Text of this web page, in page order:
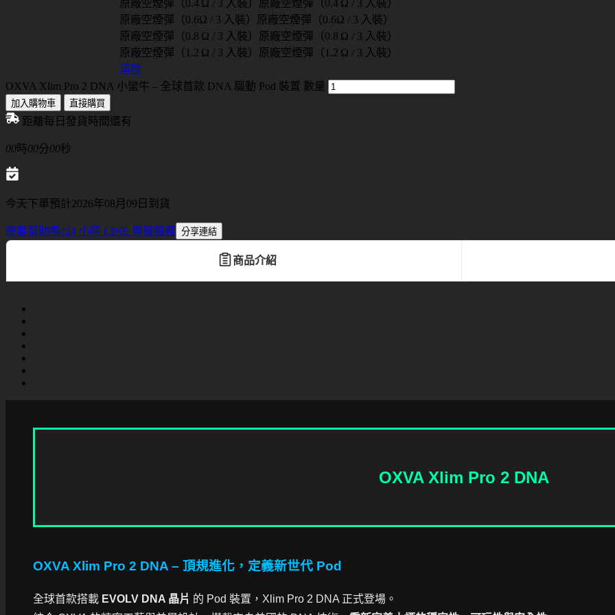
原廠空煙彈（0.4 Ω / 3 入裝）
原廠空煙彈（0.4 Ω / 3 入裝）
原廠空煙彈（0.6Ω / 3 入裝）
原廠空煙彈（0.6Ω / 3 入裝）
原廠空煙彈（0.8 Ω / 3 入裝）
原廠空煙彈（0.8 Ω / 3 入裝）
原廠空煙彈（1.2 Ω / 3 入裝）
原廠空煙彈（1.2 Ω / 3 入裝）
清除
OXVA Xlim Pro 2 DNA 小蠻牛 – 全球首款 DNA 驅動 Pod 裝置 數量
加入購物車 直接購買
距離每日發貨時間還有
00時00分00秒
今天下單預計2026年08月09日到貨
需要幫助嗎?24 小時 LINE 專員服務 分享連結
商品介紹
OXVA Xlim Pro 2 DNA
OXVA Xlim Pro 2 DNA – 頂規進化，定義新世代 Pod
全球首款搭載 EVOLV DNA 晶片 的 Pod 裝置，Xlim Pro 2 DNA 正式登場。